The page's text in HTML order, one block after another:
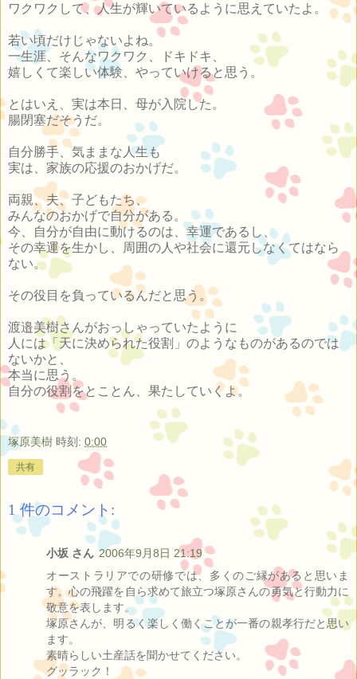
ワクワクして、人生が輝いているように思えていたよ。
若い頃だけじゃないよね。
一生涯、そんなワクワク、ドキドキ、
嬉しくて楽しい体験、やっていけると思う。
とはいえ、実は本日、母が入院した。
腸閉塞だそうだ。
自分勝手、気ままな人生も
実は、家族の応援のおかげだ。
両親、夫、子どもたち、
みんなのおかげで自分がある。
今、自分が自由に動けるのは、幸運であるし、
その幸運を生かし、周囲の人や社会に還元しなくてはなら
ない。
その役目を負っているんだと思う。
渡邉美樹さんがおっしゃっていたように
人には「天に決められた役割」のようなものがあるのでは
ないかと、
本当に思う。
自分の役割をとことん、果たしていくよ。
塚原美樹 時刻: 0:00
共有
1 件のコメント:
小坂 さん 2006年9月8日 21:19
オーストラリアでの研修では、多くのご縁があると思いま
す。心の飛躍を自ら求めて旅立つ塚原さんの勇気と行動力に
敬意を表します。
塚原さんが、明るく楽しく働くことが一番の親孝行だと思い
ます。
素晴らしい土産話を聞かせてください。
グッラック！